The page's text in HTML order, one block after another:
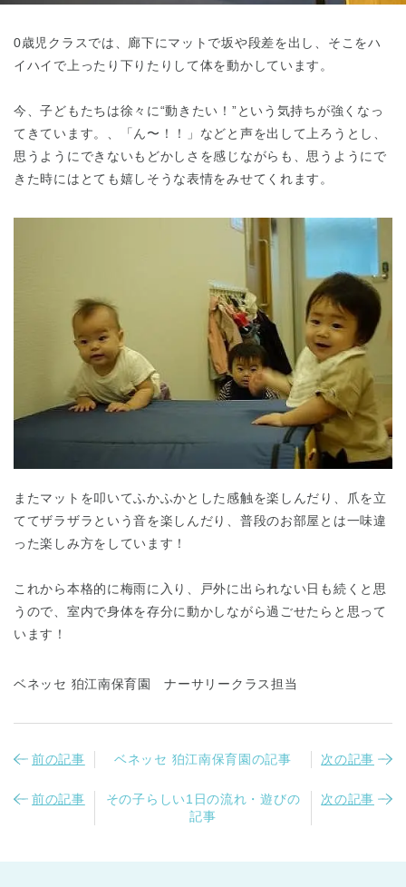
0歳児クラスでは、廊下にマットで坂や段差を出し、そこをハ
イハイで上ったり下りたりして体を動かしています。
今、子どもたちは徐々に“動きたい！”という気持ちが強くなっ
てきています。、「ん〜！！」などと声を出して上ろうとし、
思うようにできないもどかしさを感じながらも、思うようにで
きた時にはとても嬉しそうな表情をみせてくれます。
またマットを叩いてふかふかとした感触を楽しんだり、爪を立
ててザラザラという音を楽しんだり、普段のお部屋とは一味違
った楽しみ方をしています！
これから本格的に梅雨に入り、戸外に出られない日も続くと思
うので、室内で身体を存分に動かしながら過ごせたらと思って
います！
ベネッセ 狛江南保育園 ナーサリークラス担当
前の記事 ベネッセ 狛江南保育園の記事 次の記事
前の記事
その子らしい1日の流れ・遊びの
記事
次の記事